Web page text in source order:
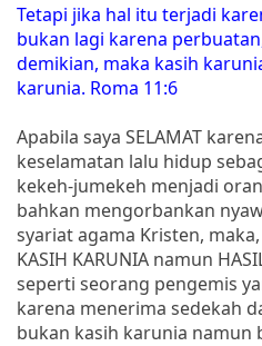
Tetapi jika hal itu terjadi
bukan lagi karena
demikian, maka kasih
karunia. Roma 11:6
Apabila saya SELAMAT
keselamatan lalu hidup
kekeh-jumekeh menjadi
bahkan mengorbankan
syariat agama Kristen,
KASIH KARUNIA namun
seperti seorang pengemis
karena menerima sedekah
bukan kasih karunia namun